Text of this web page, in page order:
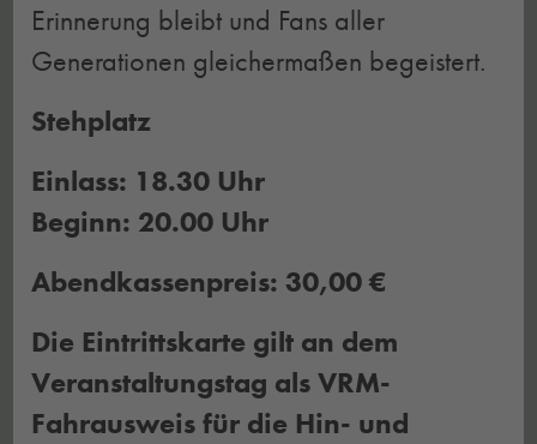
Erinnerung bleibt und Fans aller
Generationen gleichermaßen begeistert.
Stehplatz
Einlass: 18.30 Uhr
Beginn: 20.00 Uhr
Abendkassenpreis: 30,00 €
Die Eintrittskarte gilt an dem
Veranstaltungstag als VRM-
Fahrausweis für die Hin- und